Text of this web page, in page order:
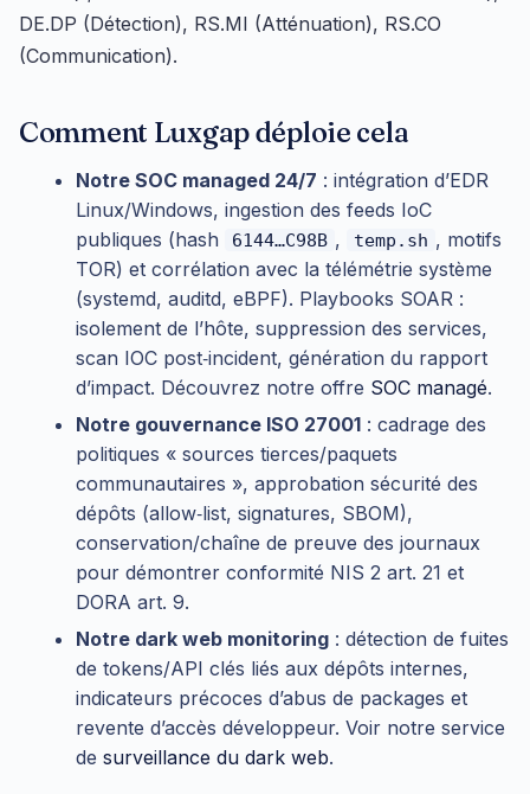
DE.DP (Détection), RS.MI (Atténuation), RS.CO
(Communication).
Comment Luxgap déploie cela
Notre SOC managed 24/7 : intégration d’EDR
Linux/Windows, ingestion des feeds IoC
publiques (hash
6144…C98B , temp.sh , motifs
TOR) et corrélation avec la télémétrie système
(systemd, auditd, eBPF). Playbooks SOAR :
isolement de l’hôte, suppression des services,
scan IOC post‑incident, génération du rapport
d’impact. Découvrez notre offre SOC managé.
Notre gouvernance ISO 27001 : cadrage des
politiques « sources tierces/paquets
communautaires », approbation sécurité des
dépôts (allow‑list, signatures, SBOM),
conservation/chaîne de preuve des journaux
pour démontrer conformité NIS 2 art. 21 et
DORA art. 9.
Notre dark web monitoring : détection de fuites
de tokens/API clés liés aux dépôts internes,
indicateurs précoces d’abus de packages et
revente d’accès développeur. Voir notre service
de surveillance du dark web.